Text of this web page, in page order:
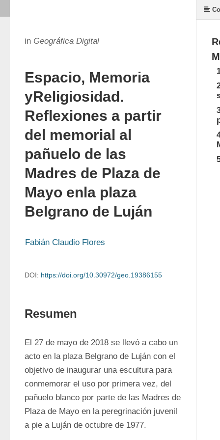
in Geográfica Digital
Espacio, Memoria
yReligiosidad.
Reflexiones a partir
del memorial al
pañuelo de las
Madres de Plaza de
Mayo enla plaza
Belgrano de Luján
Fabián Claudio Flores
DOI: https://doi.org/10.30972/geo.19386155
Resumen
El 27 de mayo de 2018 se llevó a cabo un
acto en la plaza Belgrano de Luján con el
objetivo de inaugurar una escultura para
conmemorar el uso por primera vez, del
pañuelo blanco por parte de las Madres de
Plaza de Mayo en la peregrinación juvenil
a pie a Luján de octubre de 1977.